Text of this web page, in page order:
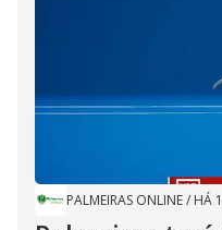
PALMEIRAS ONLINE/ HÁ